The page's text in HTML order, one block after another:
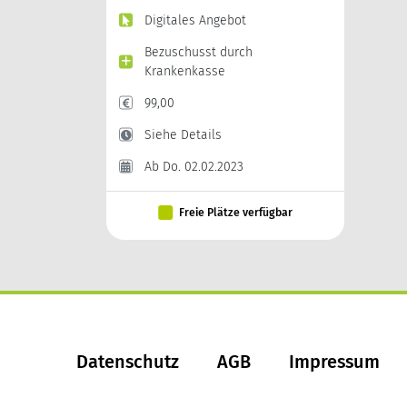
Digitales Angebot
Bezuschusst durch
Krankenkasse
99,00
Siehe Details
Ab Do. 02.02.2023
Freie Plätze verfügbar
Datenschutz AGB Impressum